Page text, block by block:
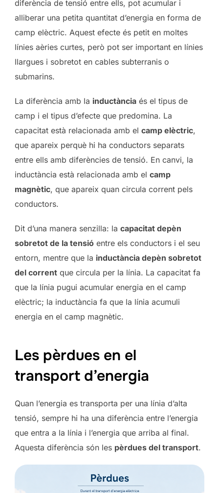
diferència de tensió entre ells, pot acumular i
alliberar una petita quantitat d’energia en forma de
camp elèctric. Aquest efecte és petit en moltes
línies aèries curtes, però pot ser important en línies
llargues i sobretot en cables subterranis o
submarins.
La diferència amb la inductància és el tipus de
camp i el tipus d’efecte que predomina. La
capacitat està relacionada amb el camp elèctric,
que apareix perquè hi ha conductors separats
entre ells amb diferències de tensió. En canvi, la
inductància està relacionada amb el camp
magnètic, que apareix quan circula corrent pels
conductors.
Dit d’una manera senzilla: la capacitat depèn
sobretot de la tensió entre els conductors i el seu
entorn, mentre que la inductància depèn sobretot
del corrent que circula per la línia. La capacitat fa
que la línia pugui acumular energia en el camp
elèctric; la inductància fa que la línia acumuli
energia en el camp magnètic.
Les pèrdues en el
transport d’energia
Quan l’energia es transporta per una línia d’alta
tensió, sempre hi ha una diferència entre l’energia
que entra a la línia i l’energia que arriba al final.
Aquesta diferència són les pèrdues del transport.